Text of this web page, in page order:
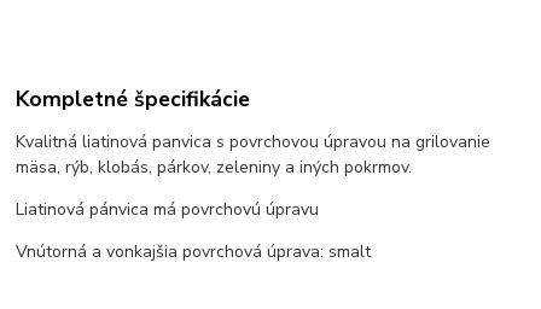
Kompletné špecifikácie
Kvalitná liatinová panvica s povrchovou úpravou na grilovanie
mäsa, rýb, klobás, párkov, zeleniny a iných pokrmov.
Liatinová pánvica má povrchovú úpravu
Vnútorná a vonkajšia povrchová úprava: smalt